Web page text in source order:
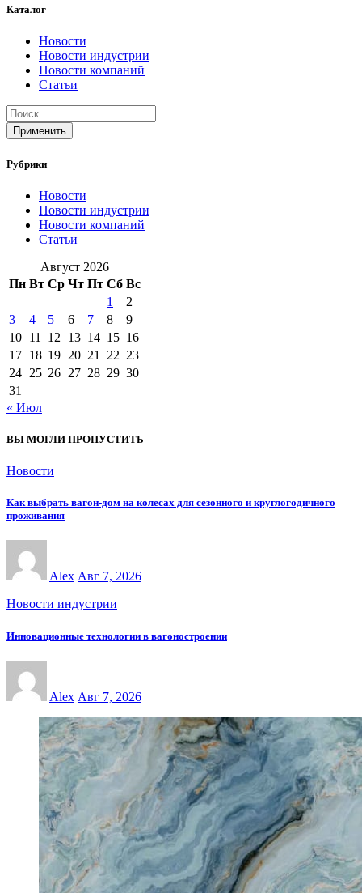
Каталог
Новости
Новости индустрии
Новости компаний
Статьи
Применить
Рубрики
Новости
Новости индустрии
Новости компаний
Статьи
Август 2026
Пн Вт Ср Чт Пт Сб Вс
1
2
3
4 5 6 7 8
9
10 11 12 13 14 15 16
17 18 19 20 21 22 23
24 25 26 27 28 29 30
31
« Июл
ВЫ МОГЛИ ПРОПУСТИТЬ
Новости
Как выбрать вагон-дом на колесах для сезонного и круглогодичного
проживания
Alex Авг 7, 2026
Новости индустрии
Инновационные технологии в вагоностроении
Alex Авг 7, 2026